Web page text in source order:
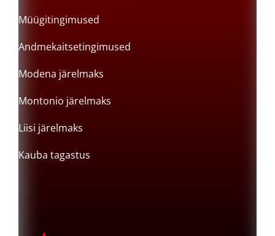
Müügitingimused
Andmekaitsetingimused
Modena järelmaks
Montonio järelmaks
Liisi järelmaks
Kauba tagastus